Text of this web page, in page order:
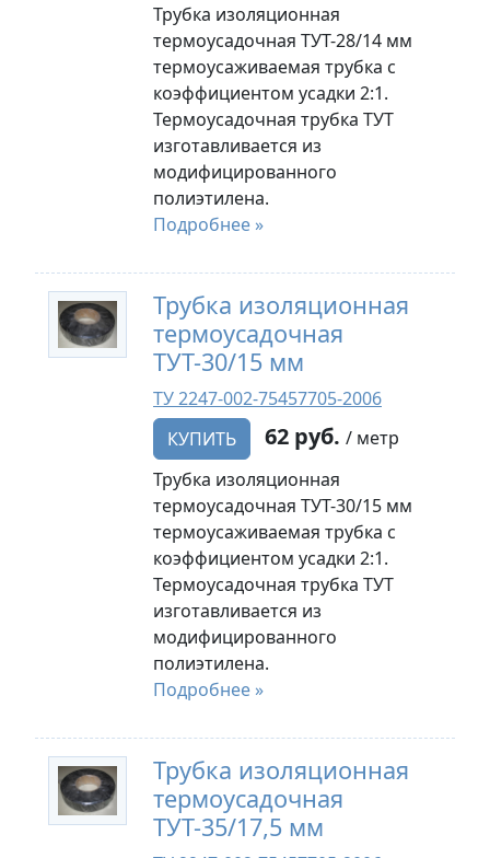
Трубка изоляционная
термоусадочная ТУТ-28/14 мм
термоусаживаемая трубка с
коэффициентом усадки 2:1.
Термоусадочная трубка ТУТ
изготавливается из
модифицированного
полиэтилена.
Подробнее »
Трубка изоляционная
термоусадочная
ТУТ-30/15 мм
ТУ 2247-002-75457705-2006
КУПИТЬ
62 руб. / метр
Трубка изоляционная
термоусадочная ТУТ-30/15 мм
термоусаживаемая трубка с
коэффициентом усадки 2:1.
Термоусадочная трубка ТУТ
изготавливается из
модифицированного
полиэтилена.
Подробнее »
Трубка изоляционная
термоусадочная
ТУТ-35/17,5 мм